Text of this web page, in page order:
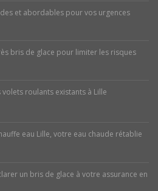
et abordables pour vos urgences
bris de glace pour limiter les risques
roulants existants à Lille
eau Lille, votre eau chaude rétablie
un bris de glace à votre assurance en